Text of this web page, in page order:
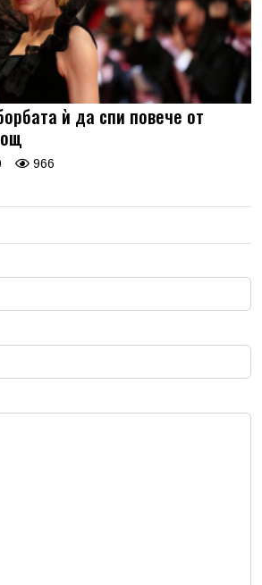
ѝ да спи повече от
966